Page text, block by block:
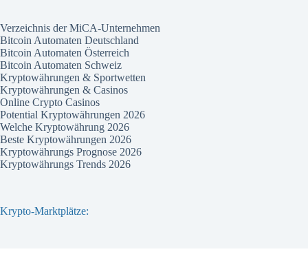
Verzeichnis der MiCA-Unternehmen
Bitcoin Automaten Deutschland
Bitcoin Automaten Österreich
Bitcoin Automaten Schweiz
Kryptowährungen & Sportwetten
Kryptowährungen & Casinos
Online Crypto Casinos
Potential Kryptowährungen 2026
Welche Kryptowährung 2026
Beste Kryptowährungen 2026
Kryptowährungs Prognose 2026
Kryptowährungs Trends 2026
Krypto-Marktplätze: